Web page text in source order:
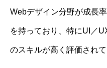
Webデザイン分野が成長
を持っており、特にUI／
のスキルが高く評価されて